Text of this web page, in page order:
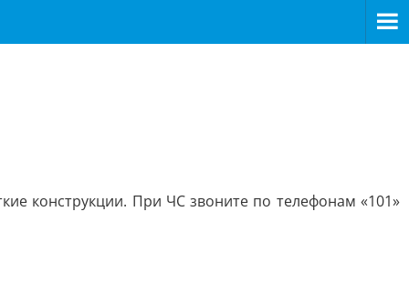
конструкции. При ЧС звоните по телефонам «101»